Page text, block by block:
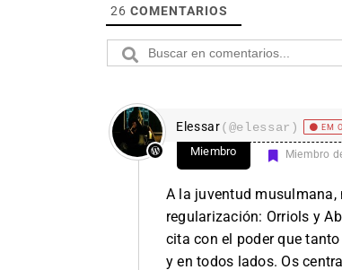
26 COMENTARIOS
Elessar(@elessar) EM
Miembro Miembro
A la juventud musulmana,
regularización: Orriols y
cita con el poder que
y en todos lados. Os